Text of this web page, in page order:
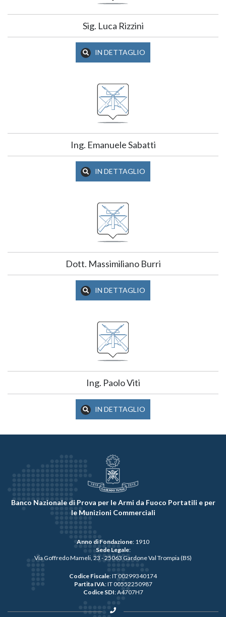
Sig. Luca Rizzini
IN DETTAGLIO
Ing. Emanuele Sabatti
IN DETTAGLIO
Dott. Massimiliano Burri
IN DETTAGLIO
Ing. Paolo Viti
IN DETTAGLIO
Banco Nazionale di Prova per le Armi da Fuoco Portatili e per
le Munizioni Commerciali
Anno di Fondazione: 1910
Sede Legale:
Via Goffredo Mameli, 23 - 25063 Gardone Val Trompia (BS)
Codice Fiscale: IT 00299340174
Partita IVA: IT 00552250987
Codice SDI: A4707H7